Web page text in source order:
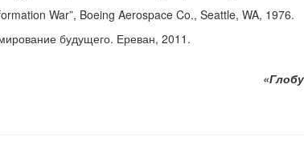
War”, Boeing Aerospace Co., Seattle, WA, 1976.
будущего. Ереван, 2011.